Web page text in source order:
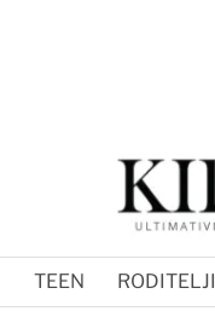
TEEN RODITELJI